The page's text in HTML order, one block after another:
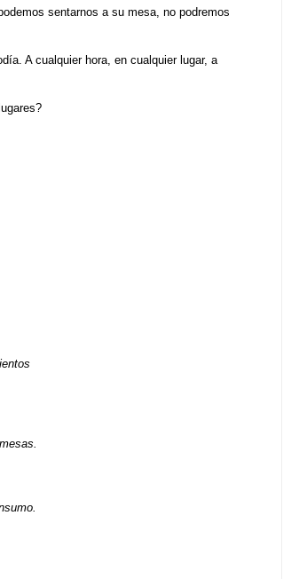
sentarnos a su mesa, no podremos
A cualquier hora, en cualquier lugar, a